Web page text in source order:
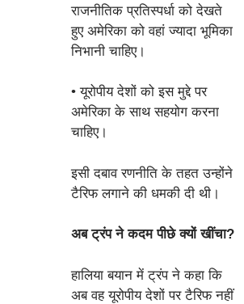
राजनीतिक प्रतिस्पर्धा को देखते
हुए अमेरिका को वहां ज्यादा भूमिका
निभानी चाहिए।
• यूरोपीय देशों को इस मुद्दे पर
अमेरिका के साथ सहयोग करना
चाहिए।
इसी दबाव रणनीति के तहत उन्होंने
टैरिफ लगाने की धमकी दी थी।
अब ट्रंप ने कदम पीछे क्यों खींचा?
हालिया बयान में ट्रंप ने कहा कि
अब वह यूरोपीय देशों पर टैरिफ नहीं